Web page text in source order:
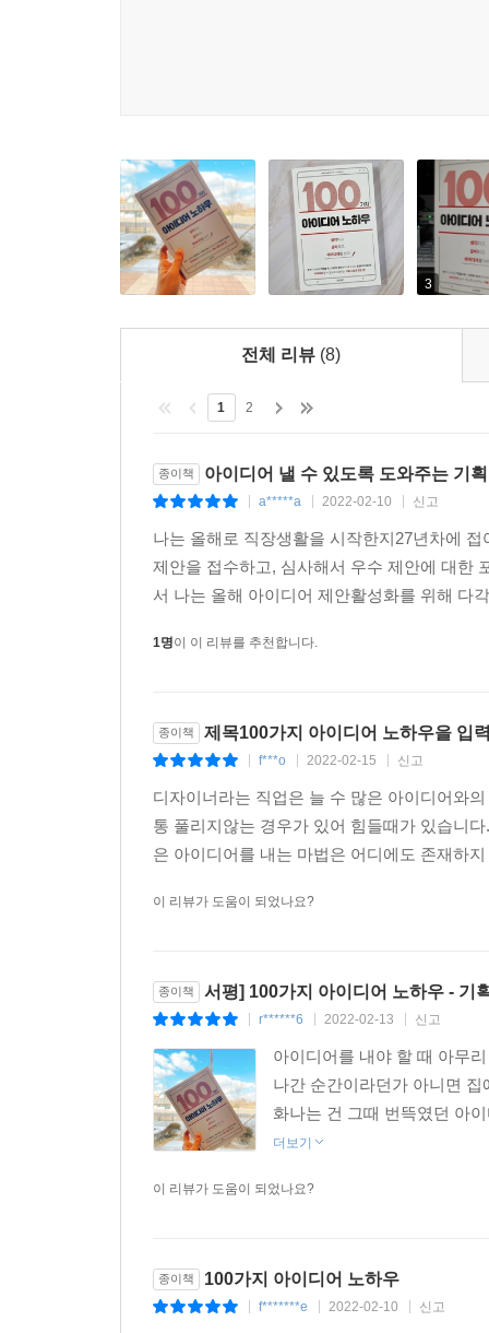
3
전체 리뷰 (8)
1 2
종이책 아이디어 낼 수 있도록 도와주는 기
a*****a 2022-02-10 신고
나는 올해로 직장생활을 시작한지27년차에
제안을 접수하고, 심사해서 우수 제안에 대한
서 나는 올해 아이디어 제안활성화를 위해 다
1명이 이 리뷰를 추천합니다.
종이책 제목100가지 아이디어 노하우을 입
f***o 2022-02-15 신고
디자이너라는 직업은 늘 수 많은 아이디어와
통 풀리지않는 경우가 있어 힘들때가 있습니
은 아이디어를 내는 마법은 어디에도 존재하
이 리뷰가 도움이 되었나요?
종이책 서평] 100가지 아이디어 노하우 - 기
r******6 2022-02-13 신고
아이디어를 내야 할 때 아무
나간 순간이라던가 아니면
화나는 건 그때 번뜩였던 아
더보기
이 리뷰가 도움이 되었나요?
종이책 100가지 아이디어 노하우
f*******e 2022-02-10 신고